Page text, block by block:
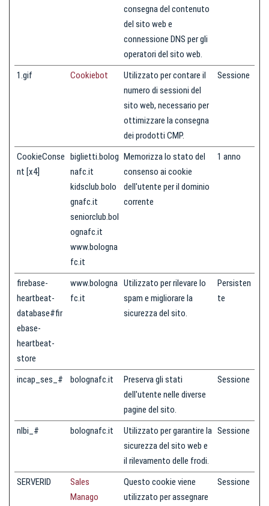
consegna del contenuto
del sito web e
connessione DNS per gli
operatori del sito web.
1.gif Cookiebot
Utilizzato per contare il
numero di sessioni del
sito web, necessario per
ottimizzare la consegna
dei prodotti CMP.
Sessione
CookieConse
nt [x4]
biglietti.bolog
nafc.it
kidsclub.bolo
gnafc.it
seniorclub.bol
ognafc.it
www.bologna
fc.it
Memorizza lo stato del
consenso ai cookie
dell'utente per il dominio
corrente
1 anno
firebase-
heartbeat-
database#fir
ebase-
heartbeat-
store
www.bologna
fc.it
Utilizzato per rilevare lo
spam e migliorare la
sicurezza del sito.
Persisten
te
incap_ses_# bolognafc.it
Preserva gli stati
dell'utente nelle diverse
pagine del sito.
Sessione
nlbi_# bolognafc.it
Utilizzato per garantire la
sicurezza del sito web e
il rilevamento delle frodi.
Sessione
SERVERID
Sales
Manago
Questo cookie viene
utilizzato per assegnare
Sessione